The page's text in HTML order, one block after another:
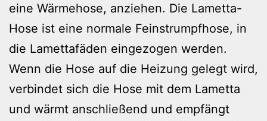
eine Wärmehose, anziehen. Die Lametta-
Hose ist eine normale Feinstrumpfhose, in
die Lamettafäden eingezogen werden.
Wenn die Hose auf die Heizung gelegt wird,
verbindet sich die Hose mit dem Lametta
und wärmt anschließend und empfängt